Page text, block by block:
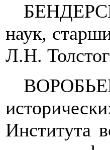
наук,
Л.Н.
Института